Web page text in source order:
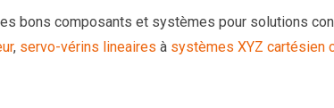
bons composants et systèmes pour solutions
, servo-vérins lineaires à systèmes XYZ cartésien